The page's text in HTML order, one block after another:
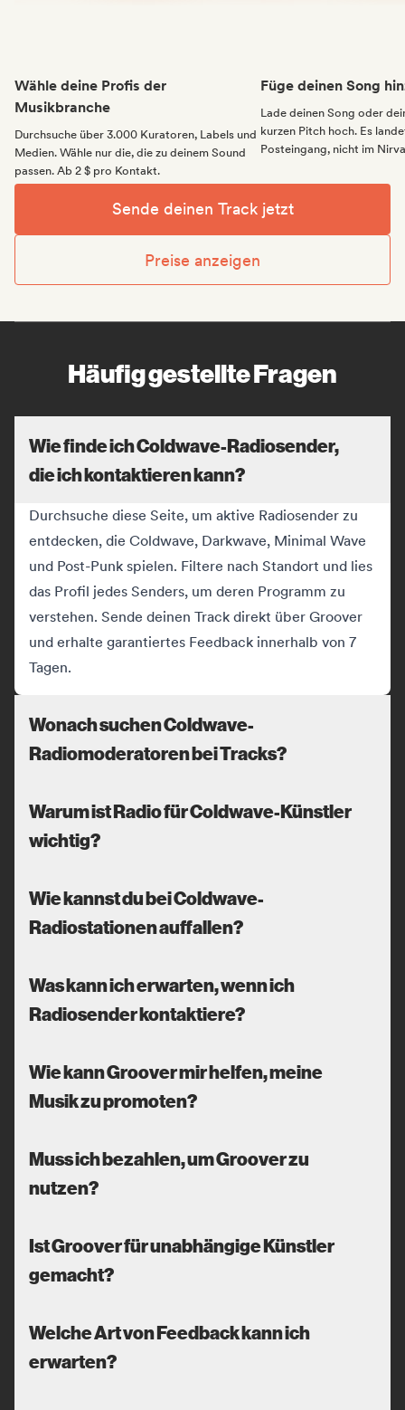
Wähle deine Profis der
Musikbranche
Durchsuche über 3.000 Kuratoren, Labels und
Medien. Wähle nur die, die zu deinem Sound
passen. Ab 2 $ pro Kontakt.
Füge deinen Song
Lade deinen Song oder
kurzen Pitch hoch. Es
Posteingang, nicht im
Sende deinen Track jetzt
Preise anzeigen
Häufig gestellte Fragen
Wie finde ich Coldwave-Radiosender,
die ich kontaktieren kann?
Durchsuche diese Seite, um aktive Radiosender zu
entdecken, die Coldwave, Darkwave, Minimal Wave
und Post-Punk spielen. Filtere nach Standort und lies
das Profil jedes Senders, um deren Programm zu
verstehen. Sende deinen Track direkt über Groover
und erhalte garantiertes Feedback innerhalb von 7
Tagen.
Wonach suchen Coldwave-
Radiomoderatoren bei Tracks?
Warum ist Radio für Coldwave-Künstler
wichtig?
Wie kannst du bei Coldwave-
Radiostationen auffallen?
Was kann ich erwarten, wenn ich
Radiosender kontaktiere?
Wie kann Groover mir helfen, meine
Musik zu promoten?
Muss ich bezahlen, um Groover zu
nutzen?
Ist Groover für unabhängige Künstler
gemacht?
Welche Art von Feedback kann ich
erwarten?